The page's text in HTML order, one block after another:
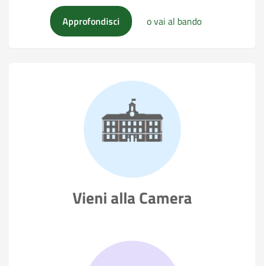
Approfondisci Lezioni di Costituzione
o vai al bandoLezioni di
Vieni allaCamera